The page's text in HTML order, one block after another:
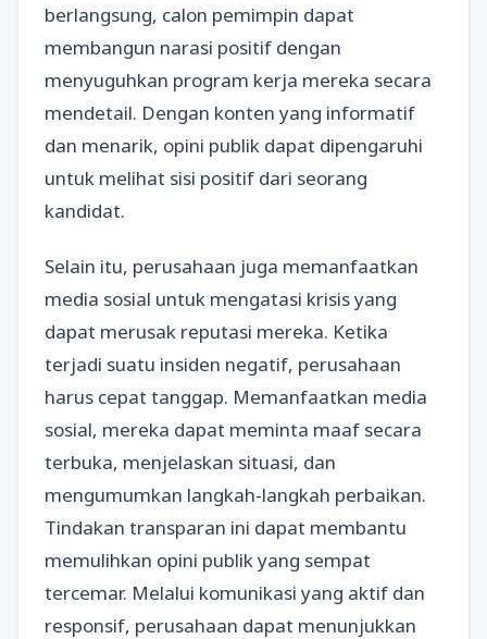
berlangsung, calon pemimpin dapat
membangun narasi positif dengan
menyuguhkan program kerja mereka secara
mendetail. Dengan konten yang informatif
dan menarik, opini publik dapat dipengaruhi
untuk melihat sisi positif dari seorang
kandidat.
Selain itu, perusahaan juga memanfaatkan
media sosial untuk mengatasi krisis yang
dapat merusak reputasi mereka. Ketika
terjadi suatu insiden negatif, perusahaan
harus cepat tanggap. Memanfaatkan media
sosial, mereka dapat meminta maaf secara
terbuka, menjelaskan situasi, dan
mengumumkan langkah-langkah perbaikan.
Tindakan transparan ini dapat membantu
memulihkan opini publik yang sempat
tercemar. Melalui komunikasi yang aktif dan
responsif, perusahaan dapat menunjukkan